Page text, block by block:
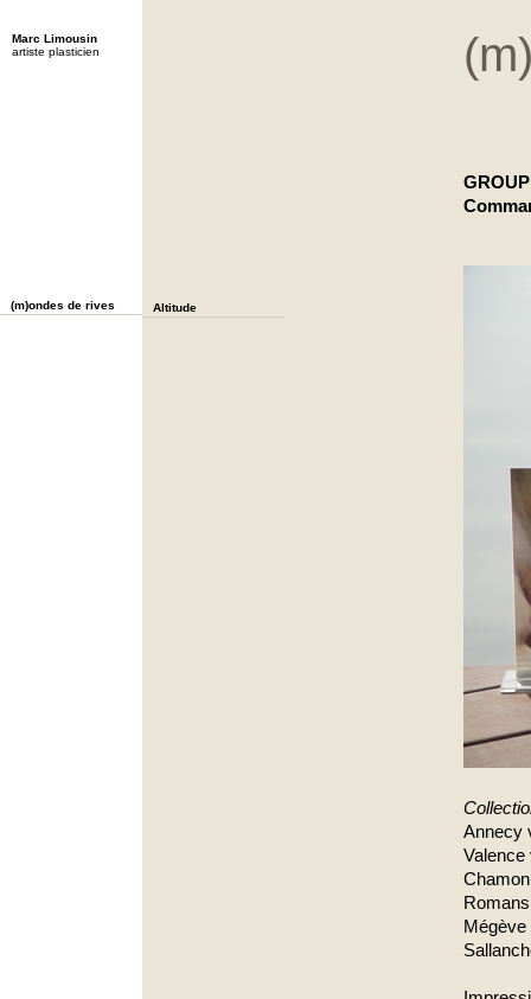
Annecy
Valence
Mégève
Marc Limousin
artiste plasticien
(m)ondes de rives Altitude